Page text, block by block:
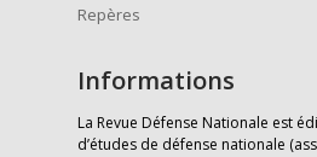
Repères
Informations
La Revue Défense Nationale est
d’études de défense nationale